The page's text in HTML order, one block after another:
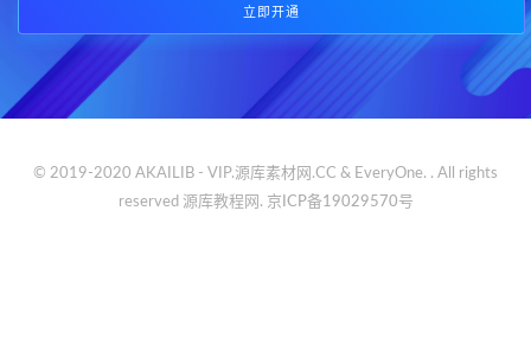
立即开通
© 2019-2020 AKAILIB - VIP.源库素材网.CC & EveryOne. . All rights
reserved 源库教程网. 京ICP备19029570号